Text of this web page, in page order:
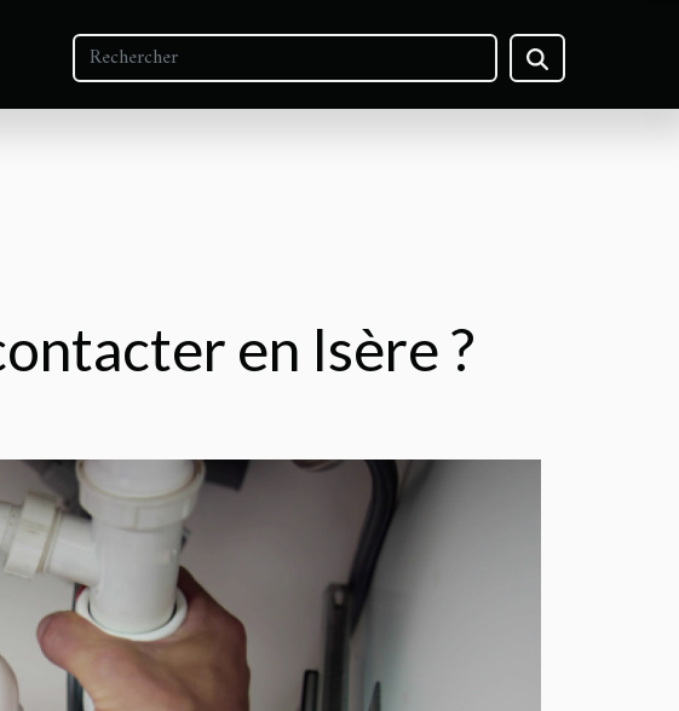
en Isère ?